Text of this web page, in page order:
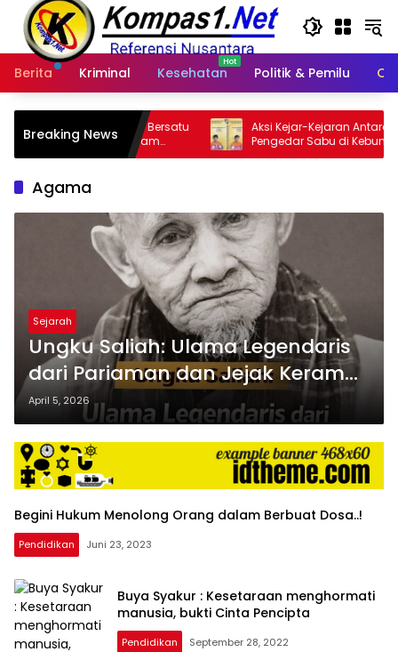
Langsung
konten
Berita
Kriminal Kesehatan Politik & Pemilu
Breaking News
Riau
Aksi Kejar-Kejaran Antara Polisi Dan
Pengedar Sabu di Kebun Sawit,
Satresnarkoba Polres Inhu Ringkus Dua
Agama
Sejarah
Ungku Saliah: Ulama Legendaris
dari Pariaman dan Jejak Keramat
yang Tak Pernah Pudar
April 5, 2026
Begini Hukum Menolong Orang dalam Berbuat Dosa..!
Pendidikan Juni 23, 2023
Buya Syakur : Kesetaraan menghormati
manusia, bukti Cinta Pencipta
Pendidikan September 28, 2022